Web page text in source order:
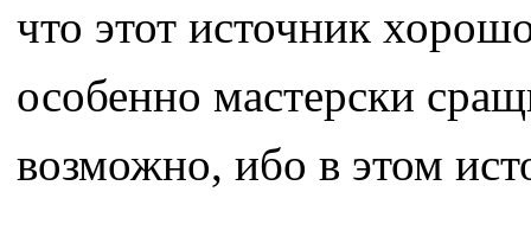
что этот источник
особенно мастерски
возможно, ибо в этом